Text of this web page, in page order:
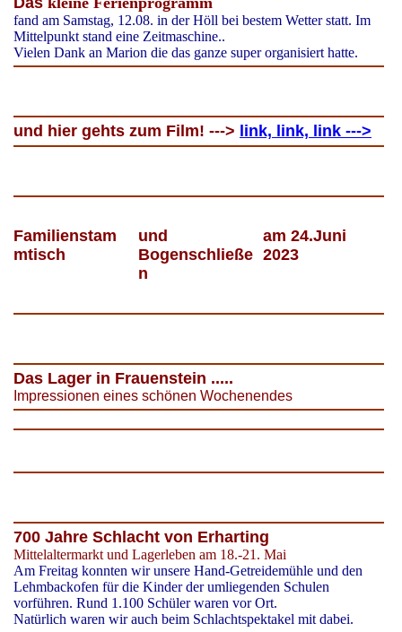
fand am Samstag, 12.08. in der Höll bei bestem Wetter statt. Im
Mittelpunkt stand eine Zeitmaschine..
Vielen Dank an Marion die das ganze super organisiert hatte.
und hier gehts zum Film! ---> link, link, link --->
Familienstam
mtisch
und
Bogenschließe
n
am 24.Juni
2023
Das Lager in Frauenstein .....
Impressionen eines schönen Wochenendes
700 Jahre Schlacht von Erharting
Mittelaltermarkt und Lagerleben am 18.-21. Mai
Am Freitag konnten wir unsere Hand-Getreidemühle und den
Lehmbackofen für die Kinder der umliegenden Schulen
vorführen. Rund 1.100 Schüler waren vor Ort.
Natürlich waren wir auch beim Schlachtspektakel mit dabei.